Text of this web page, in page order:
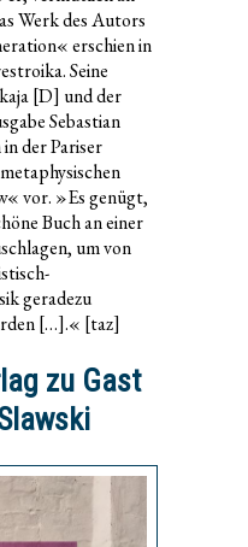
Werk des Autors
erschien in
Seine
[D] und der
Sebastian
der Pariser
vor. »Es genügt,
Buch an einer
um von
geradezu
[…].« [taz]
zu Gast